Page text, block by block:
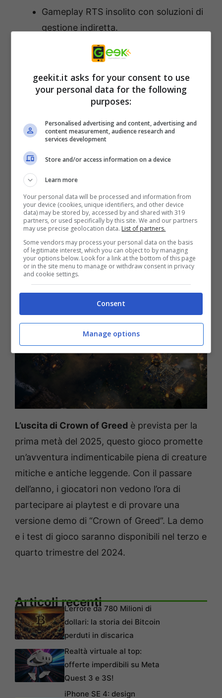
Gameplay RTS insolito con soluzioni di
gestione indiretta.
Coinvolgere i sistemi di contratti e
ordini, che possono o meno
influenzare la tua gente e i tuoi eroi.
Opportunità di costruire ed espandere
la tua città medievale.
Sistemi di combattimento dinamico e
magia.
Il maestoso mondo di gioco, ispirato
Numerosi elementi di gioco generati
proceduralmente.
L’uscita di Crown of Greed è prevista per la
prima metà del 2025, questo gioco promette
un’avventura indimenticabile piena di creature
mitiche e antiche leggende. Con il passare
dell’anno, i giocatori non vedono l’ora di
partecipare ai playtest e di provare una
versione demo di “Crown of Greed”. La demo
e i test di gioco saranno disponibili nel terzo e
quarto trimestre del 2024.
Articoli recentiL’errore da 780 Milioni di
dollari: la storia dei Bitcoin
perduti in discarica
Realtà virtuale al top:
offerte imperdibili su Meta
Quest 3 e 3S!
iPhone SE 4: design
geekit.it asks for your consent to use
your personal data for the following
purposes:
Personalised advertising and content, advertising and
content measurement, audience research and
services development
Store and/or access information on a device
Learn more
Your personal data will be processed and information from
your device (cookies, unique identifiers, and other device
data) may be stored by, accessed by and shared with 319
partners, or used specifically by this site. We and our partners
may use precise geolocation data. List of partners.
Some vendors may process your personal data on the basis
of legitimate interest, which you can object to by managing
your options below. Look for a link at the bottom of this page
or in the site menu to manage or withdraw consent in privacy
and cookie settings.
Consent
Manage options